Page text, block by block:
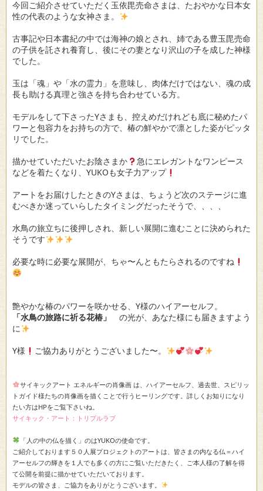
今回ご紹介させていただく玉依毘売命さまは、たおやかな日本女
性の代表のような女神さま。
古事記や日本書紀の中では海神の娘とされ、姉である豊玉毘売命
の子供を託され養育し、後にその妻となり沢山の子を成した神様
でした。
玉は「魂」や「水の霊力」を意味し、肉体だけではない、魂の成
長も助ける真理と強さを持ち合わせている方。
モデルをして下さったYさまも、控えめだけれども底に秘めたパ
ワーと包容力をお持ちの方で、椿の鮮やかで凛とした姿がピッタ
リでした。
描かせていただいたお陰さまか
急にエレガントなワンピース
などを着たくなり、YUKOも女子力アップ
アートをお届けしたときのYさまは、ちょうど次のステージに進
むべきか迷っていらしたタイミングだったそうで、、、、
水鳥の旅立ちに後押しされ、新しい展開に進むことに決められた
そうです
必要な時に必要な展開が、ちゃ〜んともたらされるのですね
艶やかな椿のパワーを咲かせる、Y様のハイアーセルフ。
「水鳥の旅路に祈る花椿」 の光が、あなた様にも届きますよう
に
Y様
ご協力ありがとうございました〜。
サイキックアート エネルギーの肖像画 は、ハイアーセルフ、過去世、スピリッ
トガイド様たちの肖像画を描くことで行うヒーリングです。詳しくお知りになり
たい方はHPをご覧下さいね。
サイキック・アート：トリプルラブ
「人の中の仏を描く」のはYUKOの使命です。
ご紹介しております５０人展プロジェクトのアートは、皆さまの内なる仏＝ハイ
アーセルフの輝きを１人でも多くの方にご覧いただきたく、ご本人様の了解を得
て公開を前提に描かせていただいております。
モデルの皆さま、ご協力をありがとうございます。